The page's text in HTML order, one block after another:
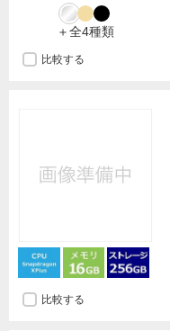
＋全4種類
比較する
比較する